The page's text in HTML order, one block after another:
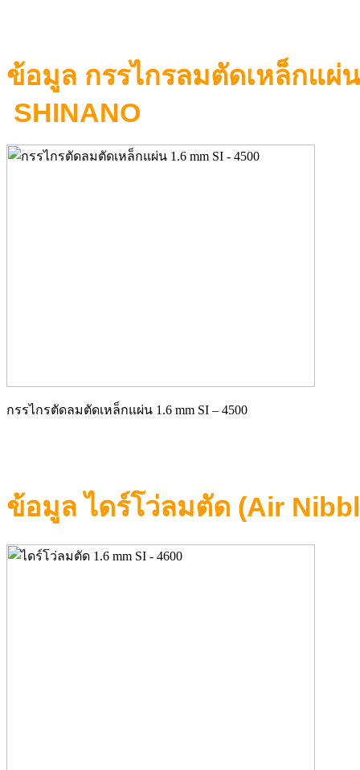
ข้อมูล กรรไกรลมตัดเหล็กแผ่
SHINANO
กรรไกรตัดลมตัดเหล็กแผ่น 1.6 mm SI – 4500
ข้อมูล ไดร์โว่ลมตัด (Air